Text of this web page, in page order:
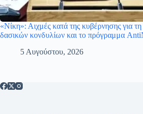
«Νίκη»: Αιχμές κατά της κυβέρνησης για τη
δασικών κονδυλίων και το πρόγραμμα
5 Αυγούστου, 2026